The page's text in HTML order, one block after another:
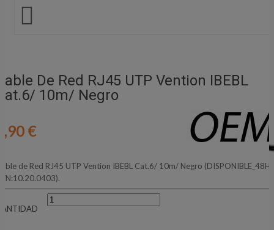

De Red RJ45 UTP Vention IBEBL
10m/ Negro
€
de Red RJ45 UTP Vention IBEBL Cat.6/ 10m/ Negro (DISPONIBLE_48H).
N:10.20.0403).